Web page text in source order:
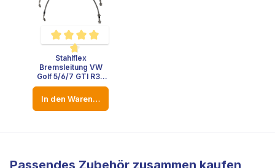
Durchschnittliche Bewertung von 4.8 von 5 Sternen
Stahlflex
Bremsleitung VW
Golf 5/6/7 GTI R32
Audi A3 S3 V6
Brembo TTRS
Bremsen Umbau
In den Warenkorb
Passendes Zubehör zusammen kaufen